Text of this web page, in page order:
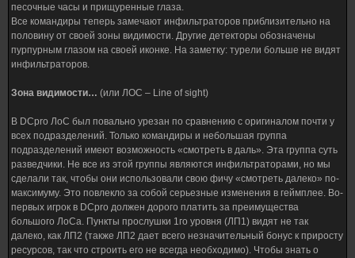
песочные часы и прищуренные глаза.
Все командиры теперь замечают инфильтраторов приблизительно на
половину от своей зоны видимости. Другие детекторы обозначены
пурпурным глазом на своей иконке. На заметку: турели больше не видят
инфильтраторов.
Зона видимости… (или ЛОС – Line of sight)
В DCpro ЛоС был повально урезан по сравнению с оригиналом почти у
всех подразделений. Только командиры и небольшая группа
подразделений имеют возможность «смотреть в даль». Эта группа суть
разведчики. Не все из этой группы являются инфильтраторами, но мы
сделали так, чтобы они использовали свою фичу «смотреть далеко» по-
максимуму. Это повлекло за собой серьезные изменения в геймплее. Во-
первых игрок в DCpro должен дорого платить за преимущества
большого ЛоСа. Пункты прослушки 1го уровня (ЛП1) видят не так
далеко, как ЛП2 (также ЛП2 дает всего незначительный бонус к приросту
ресурсов, так что строить его не всегда необходимо). Чтобы знать о